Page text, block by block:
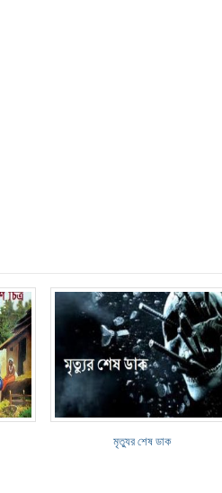
মৃত্যুর শেষ ডাক